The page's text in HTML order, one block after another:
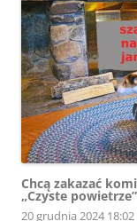
Chcą zakazać
„Czyste powietrze”
20 grudnia 2024 18:02